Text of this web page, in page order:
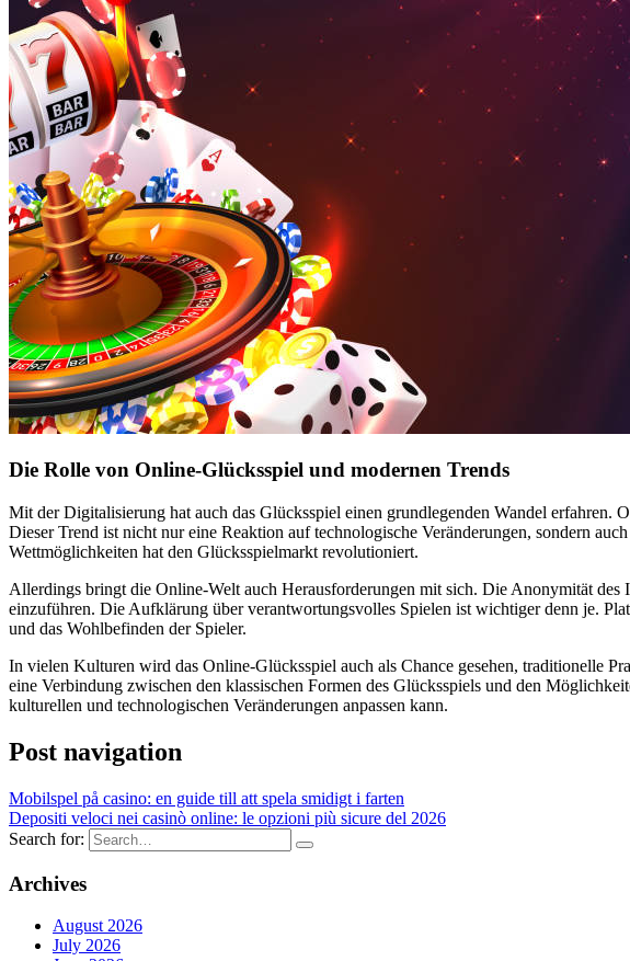
Die Rolle von Online-Glücksspiel und modernen Trends
Mit der Digitalisierung hat auch das Glücksspiel einen grundlegenden Wandel erfahren.
Dieser Trend ist nicht nur eine Reaktion auf technologische Veränderungen, sondern
Wettmöglichkeiten hat den Glücksspielmarkt revolutioniert.
Allerdings bringt die Online-Welt auch Herausforderungen mit sich. Die Anonymität des
einzuführen. Die Aufklärung über verantwortungsvolles Spielen ist wichtiger denn je.
und das Wohlbefinden der Spieler.
In vielen Kulturen wird das Online-Glücksspiel auch als Chance gesehen, traditionelle
eine Verbindung zwischen den klassischen Formen des Glücksspiels und den
kulturellen und technologischen Veränderungen anpassen kann.
Post navigation
Mobilspel på casino: en guide till att spela smidigt i farten
Depositi veloci nei casinò online: le opzioni più sicure del 2026
Search for:
Archives
August 2026
July 2026